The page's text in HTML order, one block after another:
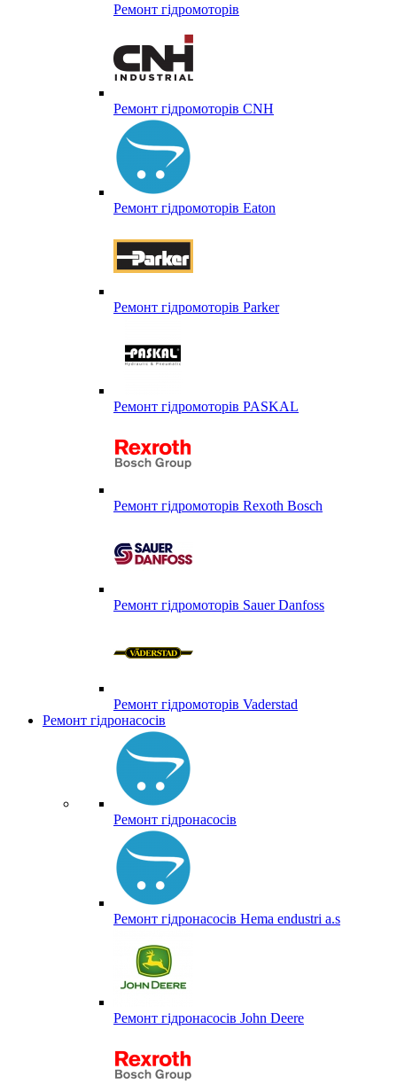
Ремонт гідромоторів
Ремонт гідромоторів CNH
Ремонт гідромоторів Eaton
Ремонт гідромоторів Parker
Ремонт гідромоторів PASKAL
Ремонт гідромоторів Rexoth Bosch
Ремонт гідромоторів Sauer Danfoss
Ремонт гідромоторів Vaderstad
Ремонт гідронасосів
Ремонт гідронасосів
Ремонт гідронасосів Hema endustri a.s
Ремонт гідронасосів John Deere